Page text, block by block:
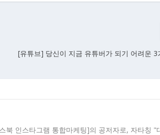
[유튜브] 당신이 지금 유튜버가 되기 어려운
북 인스타그램 통합마케팅]의 공저자로, 자타칭 "